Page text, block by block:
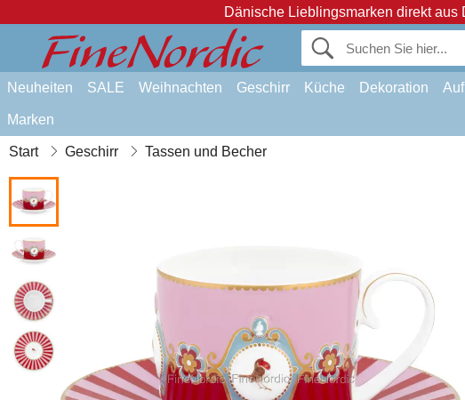
Dänische Lieblingsmarken direkt aus
Neuheiten SALE Weihnachten Geschirr Küche Dekoration
Marken
Start Geschirr Tassen und Becher